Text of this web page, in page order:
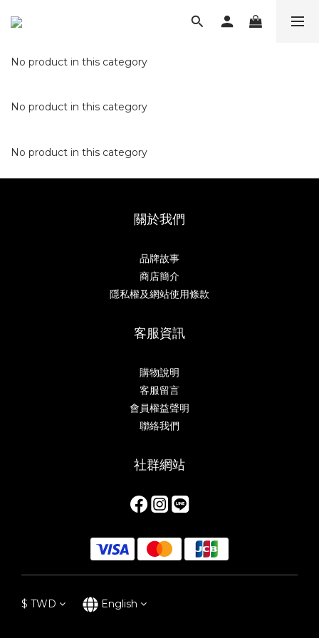
No product in this category
No product in this category
No product in this category
關於我們
品牌故事
商店簡介
隱私權及網站使用條款
客服資訊
購物說明
客服留言
會員權益聲明
聯絡我們
社群網站
$ TWD English